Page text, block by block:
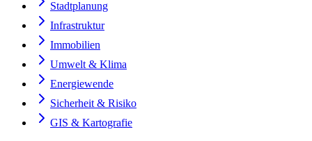
Stadtplanung
Infrastruktur
Immobilien
Umwelt & Klima
Energiewende
Sicherheit & Risiko
GIS & Kartografie